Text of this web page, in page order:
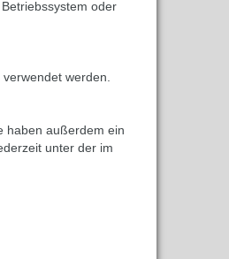
oder
werden.
haben außerdem ein
unter der im